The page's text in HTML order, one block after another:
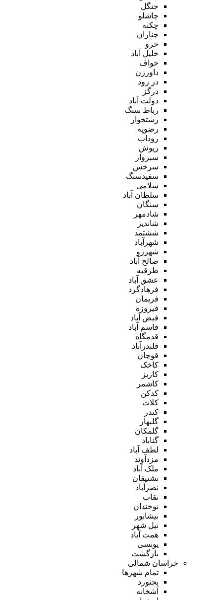
جنگل
چاشلو
چکنه
چناران
خرو
خلیل آباد
خواف
داورزن
در رود
درگز
دولت آباد
رباط سنگ
رشتخوار
رضویه
روداب
ریوش
سبزوار
سرخس
سفیدسنگ
سلامی
سلطان آباد
سنگان
شادمهر
شاندیز
ششتمد
شهرآباد
شهرزو
صالح آباد
طرقبه
عشق آباد
فرهادگرد
فریمان
فیروزه
فیض آباد
قاسم آباد
قدمگاه
قلندرآباد
قوچان
کاخک
کاریز
کاشمر
کدکن
کلات
کندر
گلبهار
گلمکان
گناباد
لطف آباد
مزدآوند
ملک آباد
نشتیفان
نصرآباد
نقاب
نوخندان
نیشابور
نیل شهر
همت آباد
یونسی
بازگشت
خراسان شمالی
تمام شهر‌ها
بجنورد
آشخانه